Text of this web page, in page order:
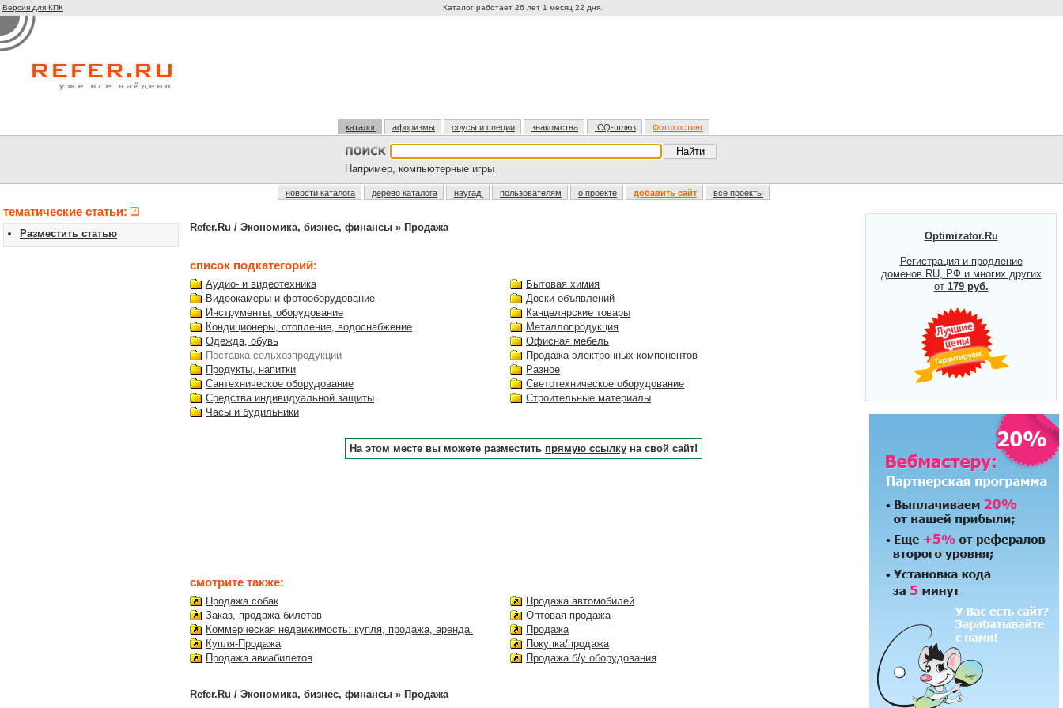
Версия для КПК Каталог работает 26 лет 1 месяц 22 дня.
каталог афоризмы соусы и специи знакомства ICQ-шлюз Фотохостинг
Например, компьютерные игры
новости каталога дерево каталога наугад! пользователям о проекте добавить сайт все проекты
тематические статьи:
Разместить статью
Refer.Ru / Экономика, бизнес, финансы » Продажа
список подкатегорий:
Аудио- и видеотехника
Видеокамеры и фотооборудование
Инструменты, оборудование
Кондиционеры, отопление, водоснабжение
Одежда, обувь
Поставка сельхозпродукции
Продукты, напитки
Сантехническое оборудование
Средства индивидуальной защиты
Часы и будильники
Бытовая химия
Доски объявлений
Канцелярские товары
Металлопродукция
Офисная мебель
Продажа электронных компонентов
Разное
Светотехническое оборудование
Строительные материалы
На этом месте вы можете разместить прямую ссылку на свой сайт!
смотрите также:
Продажа собак
Заказ, продажа билетов
Коммерческая недвижимость: купля, продажа, аренда.
Купля-Продажа
Продажа авиабилетов
Продажа автомобилей
Оптовая продажа
Продажа
Покупка/продажа
Продажа б/у оборудования
Refer.Ru / Экономика, бизнес, финансы » Продажа
Optimizator.Ru
Регистрация и продление
доменов RU, РФ и многих других
от 179 руб.